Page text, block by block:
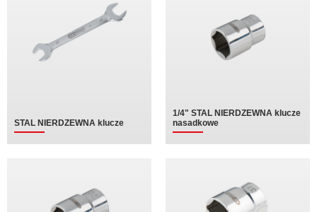
STAL NIERDZEWNA klucze
1/4" STAL NIERDZEWNA klucze
nasadkowe